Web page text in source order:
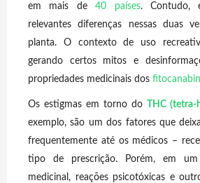
em mais de
40 países. Contudo,
relevantes diferenças nessas duas
planta. O contexto de uso
gerando certos mitos e
propriedades medicinais dos
Os estigmas em torno do THC (tetra-
exemplo, são um dos fatores que
frequentemente até os médicos –
tipo de prescrição. Porém, em
medicinal, reações psicotóxicas e